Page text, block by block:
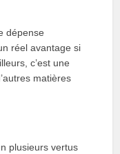
dépense
réel avantage si
c’est une
matières
plusieurs vertus